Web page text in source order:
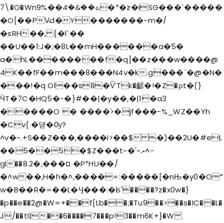
7\�O�Wnܬ��&�4��%9�*�z�ISG���`�����
�O[��PV̵d�Y�������~m�/
�sRH��, {�l`��
��U��1:J�;�8L��mH������a�5�
a�hL��������f�q]��z���w����@
4K��fF��m���8���N4v�k.g���`�@�N�
���!�q Ol��s8�ѶTk�齴�!�Z�ρt�(}
ӴT�7C�HQ5�-�}#��|�y��,�|1�a3
�����O � ����֜>�jf���-%_WZ��Yh
�Cv{.�댇�Ѹ?
^v�~.+S��Z���,����I>��$ �)��2U�#eL
��5��5�$Z���t~�'~ޜ^-
gI��8.ם���,�2 �P*HU��/
�^w��,H�h�^,����=:�����[�nЊ�y0�O*
w�B��R�=��L�Ӌ���:�ʪ'����?z�x0w�}
�p��e��2@�W=+��f[Lb��;�Tu9��>��s�IC��L�
J/��tI|��6����7���p!3��m6K+}�W